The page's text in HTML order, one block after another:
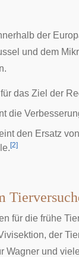
der
und dem
das Ziel der
die
den Ersatz
[2]
für die frühe
, der
Wagner und